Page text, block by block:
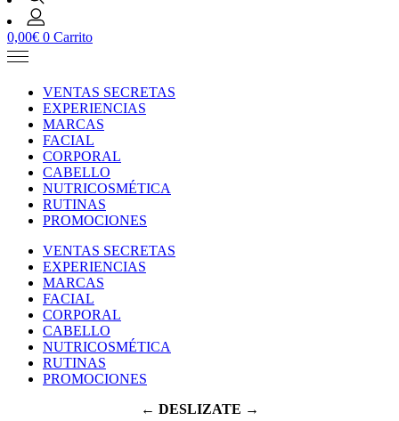
0,00€ 0 Carrito
VENTAS SECRETAS
EXPERIENCIAS
MARCAS
FACIAL
CORPORAL
CABELLO
NUTRICOSMÉTICA
RUTINAS
PROMOCIONES
VENTAS SECRETAS
EXPERIENCIAS
MARCAS
FACIAL
CORPORAL
CABELLO
NUTRICOSMÉTICA
RUTINAS
PROMOCIONES
← DESLIZATE →